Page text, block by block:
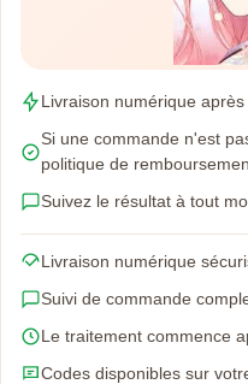
Livraison numérique
Si une commande n'est
politique de
Suivez le résultat à tout
Livraison numérique
Suivi de commande
Le traitement commence
Codes disponibles sur